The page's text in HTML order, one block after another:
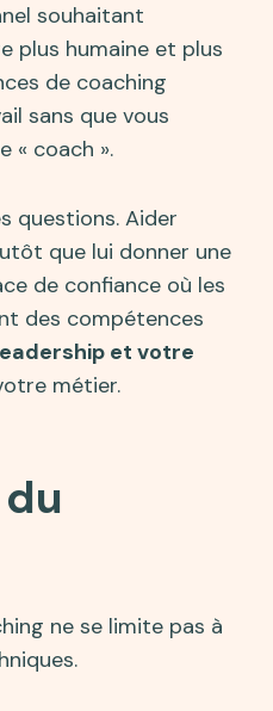
souhaitant
plus humaine et plus
de coaching
sans que vous
« coach ».
questions. Aider
que lui donner une
de confiance où les
des compétences
et votre
métier.
ne se limite pas à